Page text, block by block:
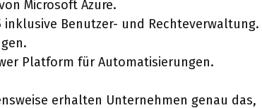
Microsoft Azure.
inklusive Benutzer- und Rechteverwaltung.
Platform für Automatisierungen.
erhalten Unternehmen genau das,